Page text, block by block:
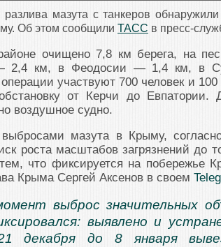
разлива мазута с танкеров
Об этом сообщили ТАСС в пресс-
очищено 7,8 км берега, на
— 2,4 км, в Феодосии — 1,4 км, в
участвуют 700 человек и
от Керчи до Евпатории.
воздушное судно.
мазута в Крыму,
роста масштабов загрязнений до
что фиксируется на побережье
Крыма Сергей Аксенов в своем
выброс значительных
выявлено и
декабря до 8 января